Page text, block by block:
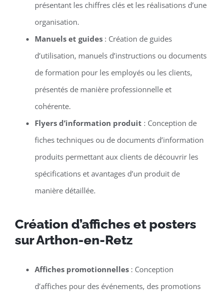
présentant les chiffres clés et les réalisations d’une
organisation.
Manuels et guides: Création de guides
d’utilisation, manuels d’instructions ou documents
de formation pour les employés ou les clients,
présentés de manière professionnelle et
cohérente.
Flyers d’information produit : Conception de
fiches techniques ou de documents d’information
produits permettant aux clients de découvrir les
spécifications et avantages d’un produit de
manière détaillée.
Création d’affiches et posters
sur Arthon-en-Retz
Affiches promotionnelles: Conception
d’affiches pour des événements, des promotions